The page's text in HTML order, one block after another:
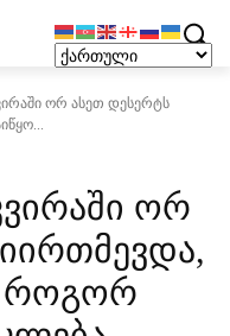
ორ ასეთ დესერტს
ორ
როგორ